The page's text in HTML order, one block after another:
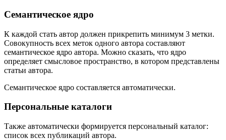
Семантическое ядро
К каждой стать автор должен прикрепить минимум 3 метки.
Совокупность всех меток одного автора составляют
семантическое ядро автора. Можно сказать, что ядро
определяет смысловое пространство, в котором представлены
статьи автора.
Семантическое ядро составляется автоматически.
Персональные каталоги
Также автоматически формируется персональный каталог:
список всех публикаций автора.